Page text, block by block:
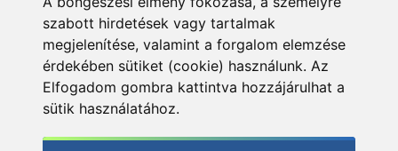
szabott hirdetések vagy tartalmak
megjelenítése, valamint a forgalom elemzése
érdekében sütiket (cookie) használunk. Az
Elfogadom gombra kattintva hozzájárulhat a
sütik használatához.